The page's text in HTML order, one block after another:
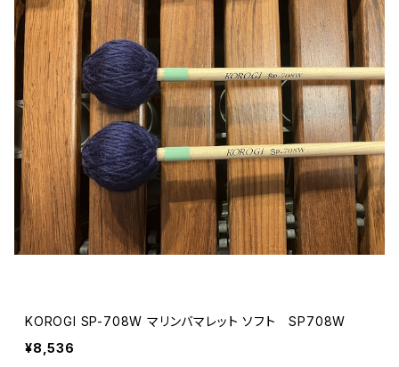
KOROGI SP-708W マリンバマレット ソフト SP708W
¥8,536